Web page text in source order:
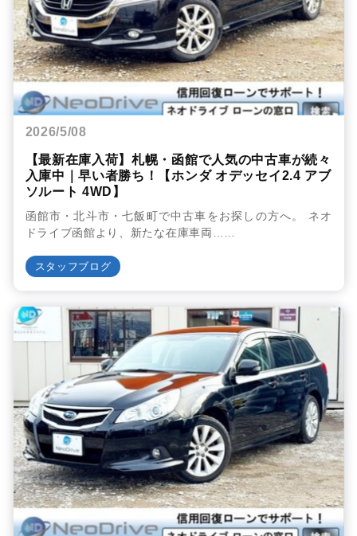
2026/5/08
【最新在庫入荷】札幌・函館で人気の中古車が続々
入庫中｜早い者勝ち！【ホンダ オデッセイ2.4 アブ
ソルート 4WD】
函館市・北斗市・七飯町で中古車をお探しの方へ。 ネオ
ドライブ函館より、新たな在庫車両……
スタッフブログ